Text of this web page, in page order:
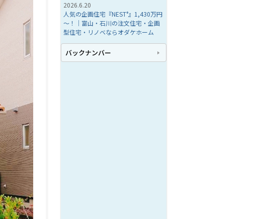
2026.6.20
人気の企画住宅『NEST°』1,430万円
～！｜富山・石川の注文住宅・企画
型住宅・リノベならオダケホーム
バックナンバー